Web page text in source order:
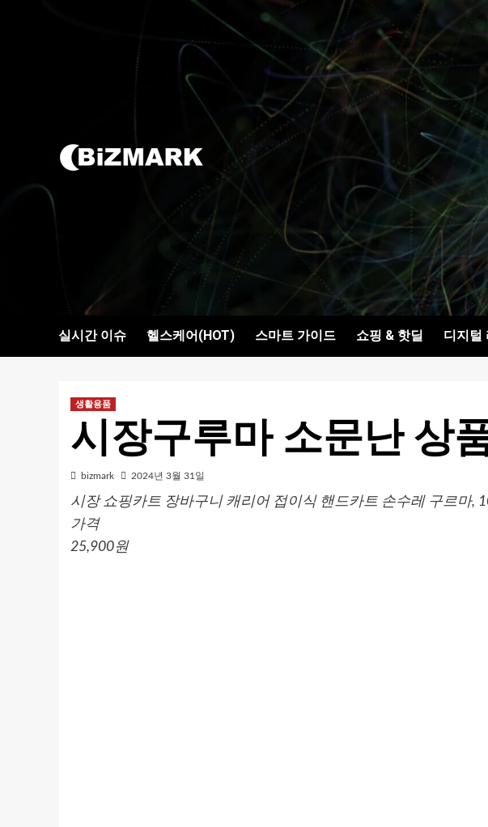
실시간 이슈 헬스케어(HOT) 스마트 가이드 쇼핑 & 핫딜 디지털
생활용품
시장구루마 소문난 상
bizmark 2024년 3월 31일
시장 쇼핑카트 장바구니 캐리어 접이식 핸드카트 손수레 구르마,
가격
25,900원